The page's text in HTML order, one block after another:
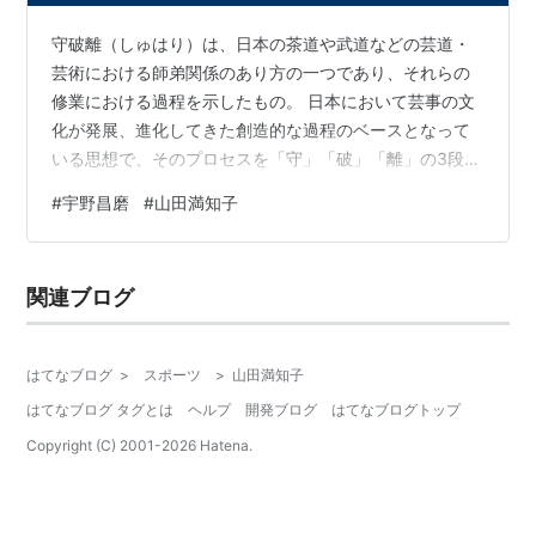
守破離（しゅはり）は、日本の茶道や武道などの芸道・
芸術における師弟関係のあり方の一つであり、それらの
修業における過程を示したもの。 日本において芸事の文
化が発展、進化してきた創造的な過程のベースとなって
いる思想で、そのプロセスを「守」「破」「離」の3段階
型を徹底的に「守る」ところから修業が始まる。師匠の
教えに従って修業・鍛錬を積みその型を身につけた者
自分とを照らし合わせて研究することにより、自分に合
ったより良いと思われる型を模索し試すことで既存の型
#宇野昌磨 #山田満知子
関連ブログ
はてなブログ > スポーツ > 山田満知子
はてなブログ タグとは
ヘルプ 開発ブログ
はてなブログトップ
Copyright (C) 2001-2026 Hatena.